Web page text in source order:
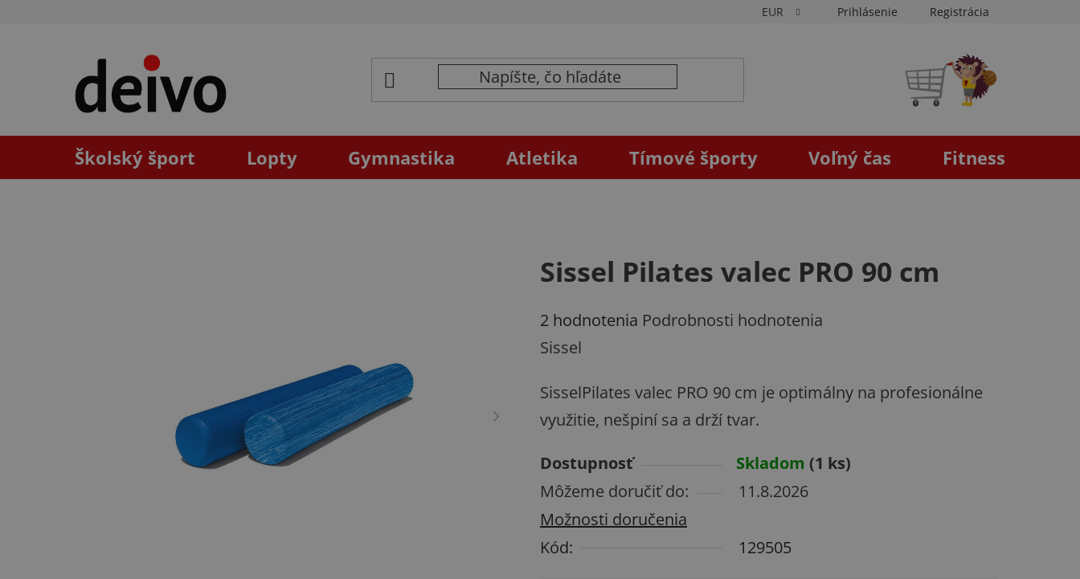
EUR Prihlásenie Registrácia
NÁKUPNÝ
KOŠÍK
Školský šport Lopty Gymnastika Atletika Tímové športy Voľný čas Fitness
Sissel Pilates valec PRO 90 cm
Priemerné
hodnotenie
je
5,0
z
5
hviezdičiek.
2 hodnotenia Podrobnosti hodnotenia
Sissel
SisselPilates valec PRO 90 cm je optimálny na profesionálne
využitie, nešpiní sa a drží tvar.
Dostupnosť
Skladom (1 ks)
Môžeme doručiť do:
11.8.2026
Možnosti doručenia
Kód:
129505